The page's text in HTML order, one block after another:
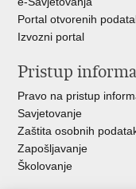
Portal otvorenih
Izvozni portal
Pristup
Pravo na pristup
Savjetovanje
Zaštita osobnih
Zapošljavanje
Školovanje